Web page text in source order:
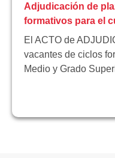
Adjudicación de
formativos para el
El ACTO de
vacantes de ciclos
Medio y Grado